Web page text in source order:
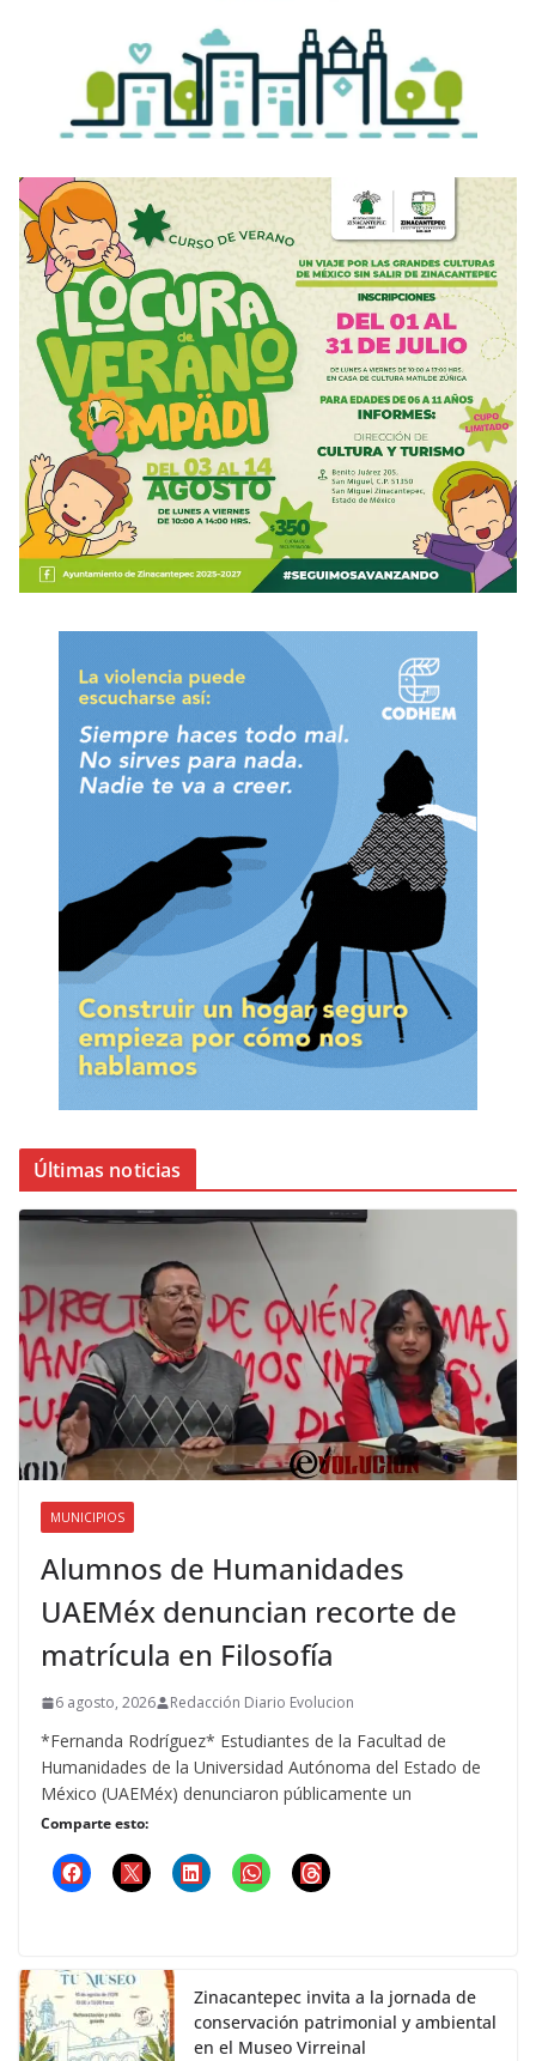
Últimas noticias
MUNICIPIOS
Alumnos de Humanidades
UAEMéx denuncian recorte de
matrícula en Filosofía
6 agosto, 2026 Redacción Diario Evolucion
*Fernanda Rodríguez* Estudiantes de la Facultad de
Humanidades de la Universidad Autónoma del Estado de
México (UAEMéx) denunciaron públicamente un
Comparte esto:
Zinacantepec invita a la jornada de
conservación patrimonial y ambiental
en el Museo Virreinal